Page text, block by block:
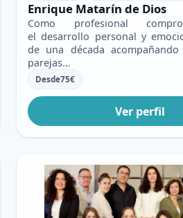
Enrique Matarín de Dios
Como profesional
el desarrollo personal y
de una década
parejas…
Desde75€
Ver perfil